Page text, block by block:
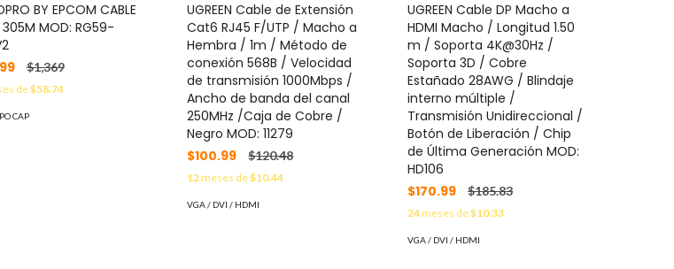
BY EPCOM CABLE
305M MOD: RG59-
$1,369
de$58.74
CAP
UGREEN Cable de Extensión
Cat6 RJ45 F/UTP / Macho a
Hembra / 1m / Método de
conexión 568B / Velocidad
de transmisión 1000Mbps /
Ancho de banda del canal
250MHz /Caja de Cobre /
Negro MOD: 11279
$100.99
$120.48
12meses de$10.44
VGA / DVI / HDMI
UGREEN Cable DP Macho a
HDMI Macho / Longitud 1.50
m / Soporta 4K@30Hz /
Soporta 3D / Cobre
Estañado 28AWG / Blindaje
interno múltiple /
Transmisión Unidireccional /
Botón de Liberación / Chip
de Última Generación MOD:
HD106
$170.99
$185.83
24meses de$10.33
VGA / DVI / HDMI